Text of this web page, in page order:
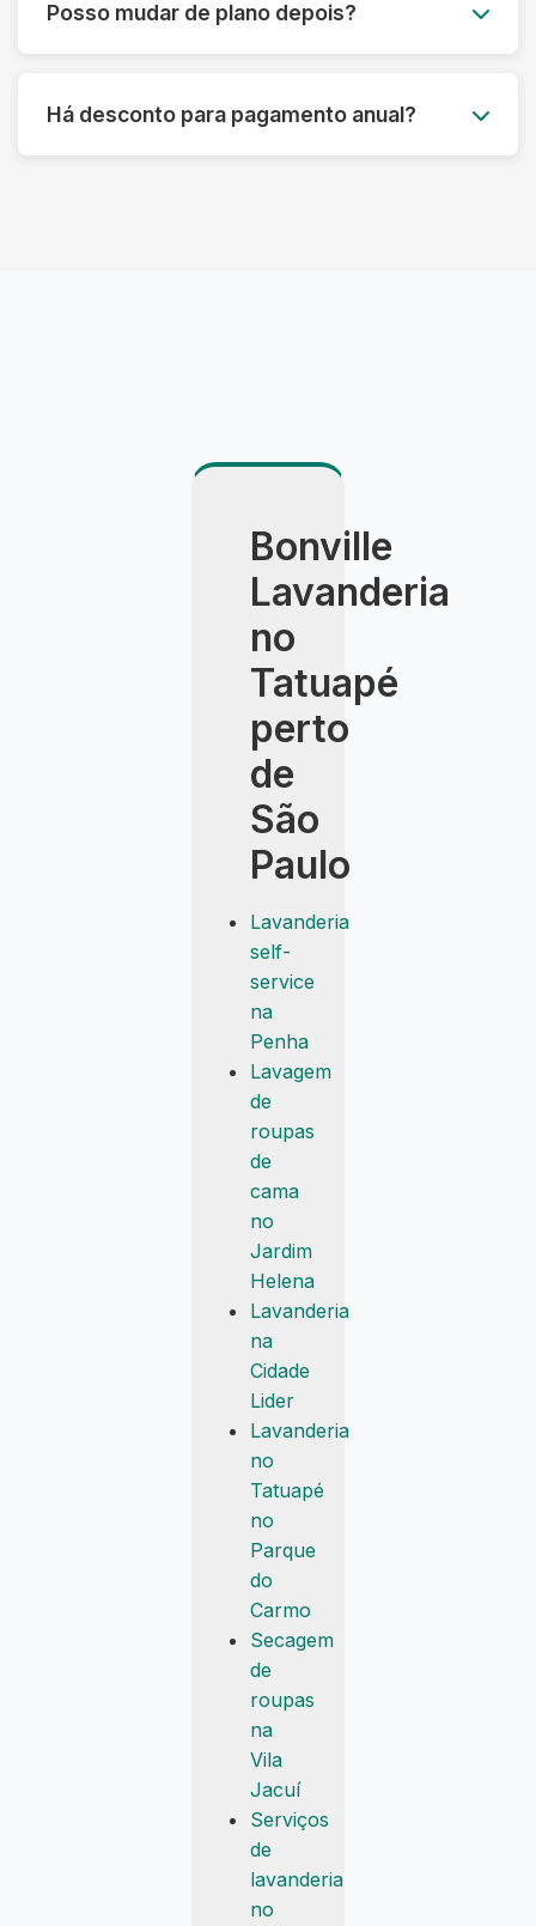
você aproveite ao máximo seu plano sem
desperdício.
Posso mudar de plano depois?
se às suas necessidades atuais.
Há desconto para pagamento anual?
Bonville
Lavanderia
no
Tatuapé
perto
de
São
Paulo
Lavanderia
self-
service
na
Penha
Lavagem
de
roupas
de
cama
no
Jardim
Helena
Lavanderia
na
Cidade
Lider
Lavanderia
no
Tatuapé
no
Parque
do
Carmo
Secagem
de
roupas
na
Vila
Jacuí
Serviços
de
lavanderia
no